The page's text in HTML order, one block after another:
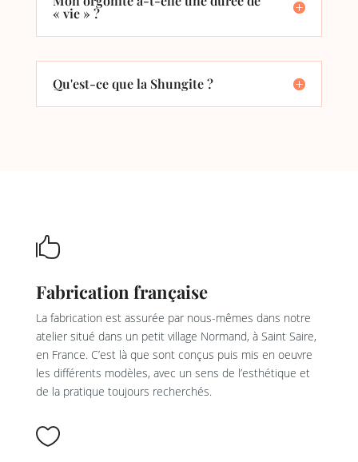
« vie » ?
Qu'est-ce que la Shungite ?

Fabrication française
La fabrication est assurée par nous-mêmes dans notre
atelier situé dans un petit village Normand, à Saint Saire,
en France. C’est là que sont conçus puis mis en oeuvre
les différents modèles, avec un sens de l’esthétique et
de la pratique toujours recherchés.
